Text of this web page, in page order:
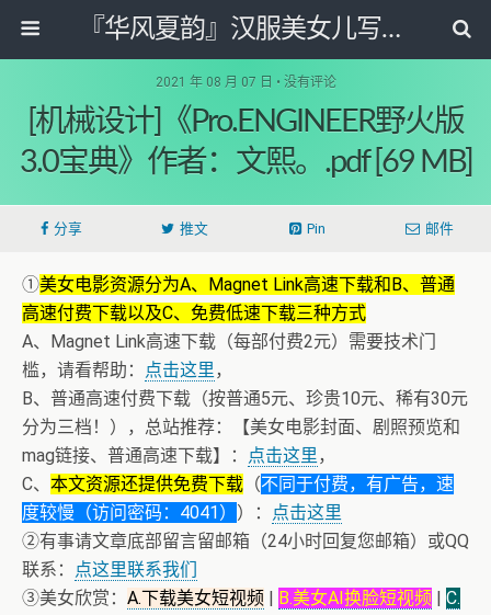
『华风夏韵』汉服美女儿写真图片网
2021 年 08 月 07 日 • 没有评论
[机械设计]《Pro.ENGINEER野火版
3.0宝典》作者：文熙。.pdf [69 MB]
分享 推文 Pin 邮件
①美女电影资源分为A、Magnet Link高速下载和B、普通
高速付费下载以及C、免费低速下载三种方式
A、Magnet Link高速下载（每部付费2元）需要技术门
槛，请看帮助：
点击这里，
B、普通高速付费下载（按普通5元、珍贵10元、稀有30元
分为三档！），总站推荐：【美女电影封面、剧照预览和
mag链接、普通高速下载】：
点击这里，
C、 本文资源还提供免费下载 （不同于付费，有广告，速
度较慢（访问密码：4041） ）：
点击这里
②有事请文章底部留言留邮箱（24小时回复您邮箱）或QQ
联系：
点这里联系我们
③美女欣赏： A.下载美女短视频 | B.美女AI换脸短视频 | C.